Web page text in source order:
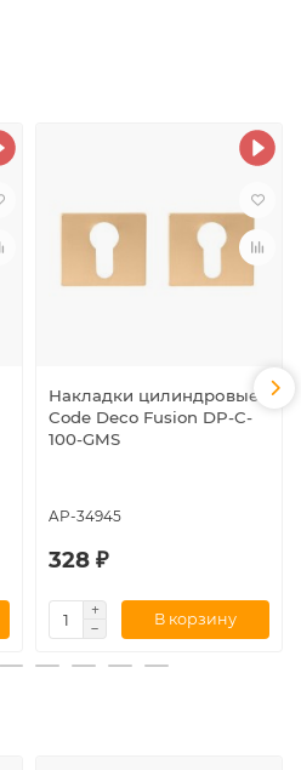
Накладки цилиндровые
Code Deco Fusion DP-C-
100-GMS
AP-34945
328 ₽
В корзину